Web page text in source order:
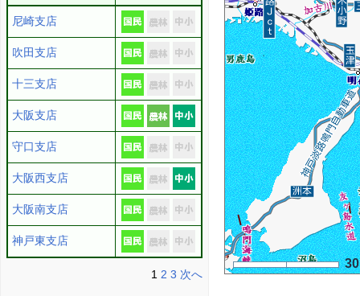
尼崎支店
吹田支店
十三支店
大阪支店
守口支店
大阪西支店
大阪南支店
神戸東支店
1 2 3 次へ